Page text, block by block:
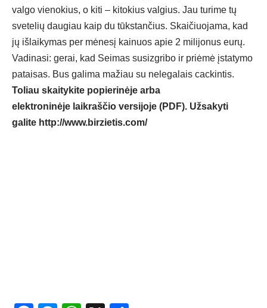
valgo vienokius, o kiti – kitokius valgius. Jau turime tų
svetelių daugiau kaip du tūkstančius. Skaičiuojama, kad
jų išlaikymas per mėnesį kainuos apie 2 milijonus eurų.
Vadinasi: gerai, kad Seimas susizgribo ir priėmė įstatymo
pataisas. Bus galima mažiau su nelegalais cackintis.
Toliau skaitykite popierinėje arba
elektroninėje laikraščio versijoje (PDF). Užsakyti
galite http://www.birzietis.com/